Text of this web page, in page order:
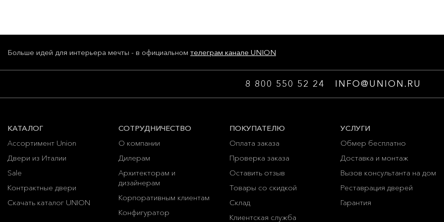
Больше идей для интерьера мечты - в официальном телеграм канале UNION
8 800 550 52 24 INFO@UNION.RU
КАТАЛОГ
Ассортимент Union
Двери из Италии
Sale
Контрактные двери
Скачать каталог UNION
СОТРУДНИЧЕСТВО
О компании
Дилерам
Архитекторам и
дизайнерам
Корпоративным клиентам
Конфигуратор
ПОКУПАТЕЛЮ
Оплата заказа
Проверка заказа
Оставить отзыв
Товары со скидкой
Склад
Клиентская служба
УСЛУГИ
Обмер бесплатно
Доставка и монтаж
Вызов консультанта на дом
Реставрация дверей
Гарантия